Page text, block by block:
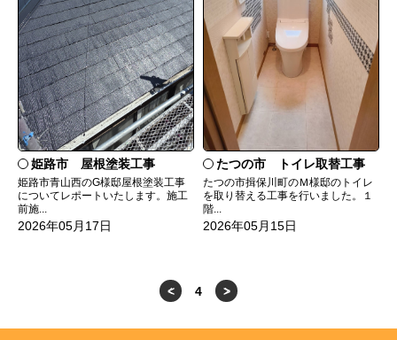
姫路市 屋根塗装工事
姫路市青山西のG様邸屋根塗装工事
についてレポートいたします。施工
前施...
2026年05月17日
たつの市 トイレ取替工事
たつの市揖保川町のＭ様邸のトイレ
を取り替える工事を行いました。１
階...
2026年05月15日
< 4 >